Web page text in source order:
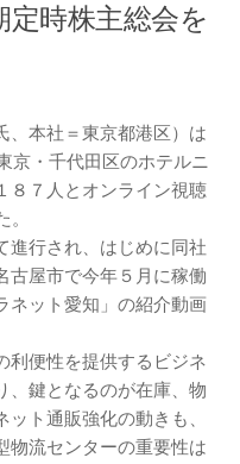
時株主総会を
本社＝東京都港区）は
京・千代田区のホテルニ
８７人とオンライン視聴
進行され、はじめに同社
古屋市で今年５月に稼働
ネット愛知」の紹介動画
便性を提供するビジネ
、鍵となるのが在庫、物
ト通販強化の動きも、
物流センターの重要性は